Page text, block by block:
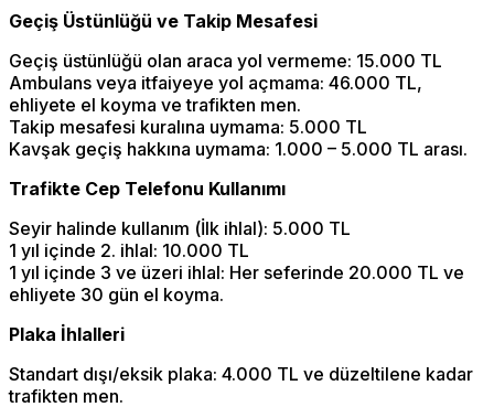
Geçiş Üstünlüğü ve Takip Mesafesi
Geçiş üstünlüğü olan araca yol vermeme: 15.000 TL
Ambulans veya itfaiyeye yol açmama: 46.000 TL,
ehliyete el koyma ve trafikten men.
Takip mesafesi kuralına uymama: 5.000 TL
Kavşak geçiş hakkına uymama: 1.000 – 5.000 TL arası.
Trafikte Cep Telefonu Kullanımı
Seyir halinde kullanım (İlk ihlal): 5.000 TL
1 yıl içinde 2. ihlal: 10.000 TL
1 yıl içinde 3 ve üzeri ihlal: Her seferinde 20.000 TL ve
ehliyete 30 gün el koyma.
Plaka İhlalleri
Standart dışı/eksik plaka: 4.000 TL ve düzeltilene kadar
trafikten men.